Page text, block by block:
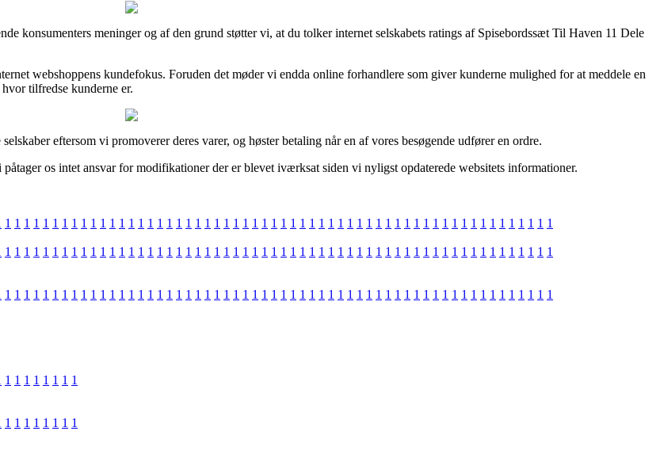
konsumenters meninger og af den grund støtter vi, at du tolker internet selskabets ratings af Spisebordssæt Til Haven 11 Dele
webshoppens kundefokus. Foruden det møder vi endda online forhandlere som giver kunderne mulighed for at meddele en
tilfredse kunderne er.
eftersom vi promoverer deres varer, og høster betaling når en af vores besøgende udfører en ordre.
os intet ansvar for modifikationer der er blevet iværksat siden vi nyligst opdaterede websitets informationer.
1 1 1 1 1 1 1 1 1 1 1 1 1 1 1 1 1 1 1 1 1 1 1 1 1 1 1 1 1 1 1 1 1 1 1 1 1 1 1 1 1 1 1 1 1 1 1 1 1 1 1 1 1 1 1 1 1 1
1 1 1 1 1 1 1 1 1 1 1 1 1 1 1 1 1 1 1 1 1 1 1 1 1 1 1 1 1 1 1 1 1 1 1 1 1 1 1 1 1 1 1 1 1 1 1 1 1 1 1 1 1 1 1 1 1 1
1 1 1 1 1 1 1 1 1 1 1 1 1 1 1 1 1 1 1 1 1 1 1 1 1 1 1 1 1 1 1 1 1 1 1 1 1 1 1 1 1 1 1 1 1 1 1 1 1 1 1 1 1 1 1 1 1 1
1 1 1 1 1 1 1 1
1 1 1 1 1 1 1 1